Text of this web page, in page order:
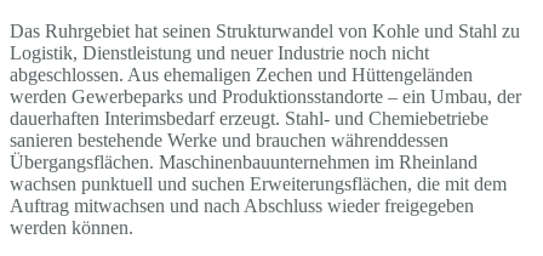
Das Ruhrgebiet hat seinen Strukturwandel von Kohle und Stahl zu
Logistik, Dienstleistung und neuer Industrie noch nicht
abgeschlossen. Aus ehemaligen Zechen und Hüttengeländen
werden Gewerbeparks und Produktionsstandorte – ein Umbau, der
dauerhaften Interimsbedarf erzeugt. Stahl- und Chemiebetriebe
sanieren bestehende Werke und brauchen währenddessen
Übergangsflächen. Maschinenbauunternehmen im Rheinland
wachsen punktuell und suchen Erweiterungsflächen, die mit dem
Auftrag mitwachsen und nach Abschluss wieder freigegeben
werden können.